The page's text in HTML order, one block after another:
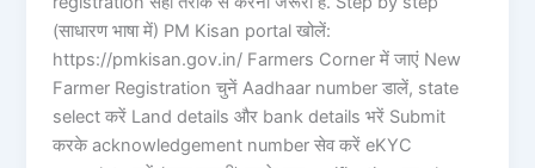
(साधारण भाषा में) PM Kisan portal खोलें:
https://pmkisan.gov.in/ Farmers Corner में जाएं New
Farmer Registration चुनें Aadhaar number डालें, state
select करें Land details और bank details भरें Submit
करके acknowledgement number सेव करें eKYC